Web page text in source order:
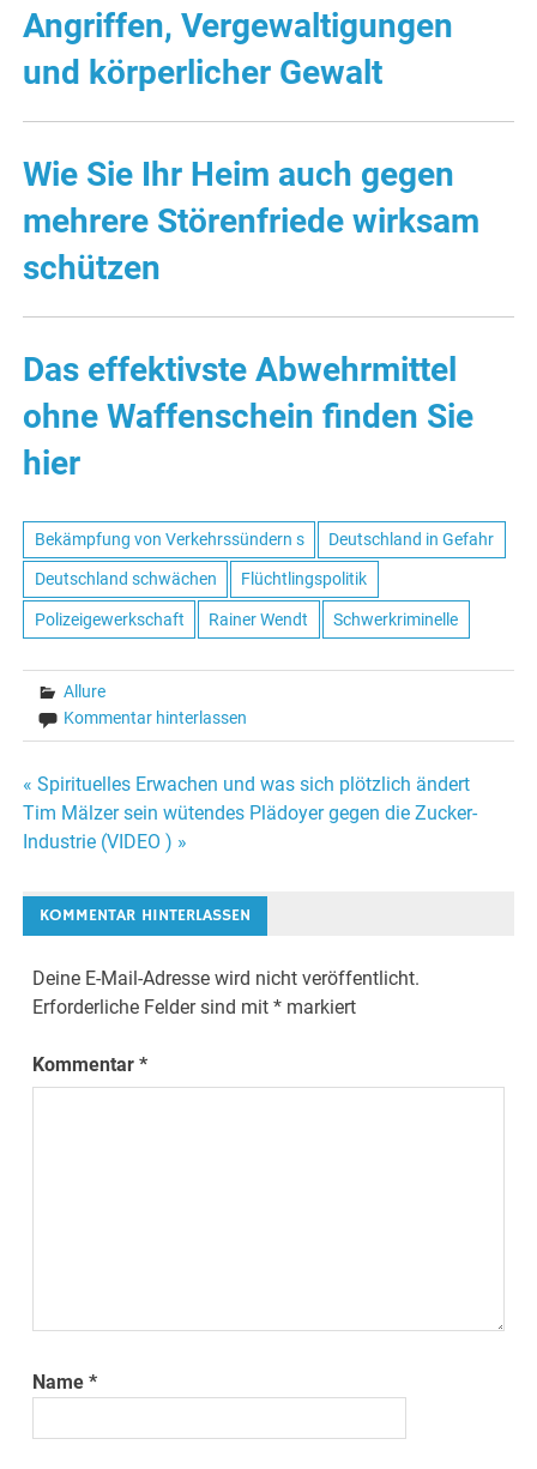
Angriffen, Vergewaltigungen
und körperlicher Gewalt
Wie Sie Ihr Heim auch gegen
mehrere Störenfriede wirksam
schützen
Das effektivste Abwehrmittel
ohne Waffenschein finden Sie
hier
Bekämpfung von Verkehrssündern s Deutschland in Gefahr
Deutschland schwächen Flüchtlingspolitik
Polizeigewerkschaft Rainer Wendt Schwerkriminelle
Allure
Kommentar hinterlassen
Beitrags-
Navigation
« Spirituelles Erwachen und was sich plötzlich ändert
Tim Mälzer sein wütendes Plädoyer gegen die Zucker-
Industrie (VIDEO ) »
KOMMENTAR HINTERLASSEN
Deine E-Mail-Adresse wird nicht veröffentlicht.
Erforderliche Felder sind mit* markiert
Kommentar*
Name*